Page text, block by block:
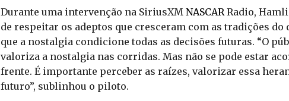
Durante uma intervenção na SiriusXM NASCAR Radio,
de respeitar os adeptos que cresceram com as tradições do
que a nostalgia condicione todas as decisões futuras. “O
valoriza a nostalgia nas corridas. Mas não se pode estar
frente. É importante perceber as raízes, valorizar essa
futuro”, sublinhou o piloto.